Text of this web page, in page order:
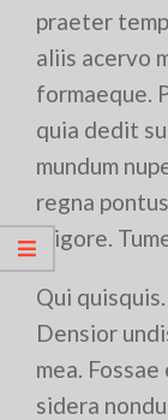
praeter
aliis acervo
formaeque.
quia dedit
mundum
regna
frigore.
Qui
Densior
mea.
sidera